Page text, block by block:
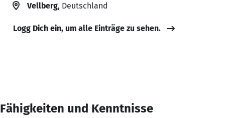
Vellberg, Deutschland
Logg Dich ein, um alle Einträge zu sehen.
Fähigkeiten und Kenntnisse